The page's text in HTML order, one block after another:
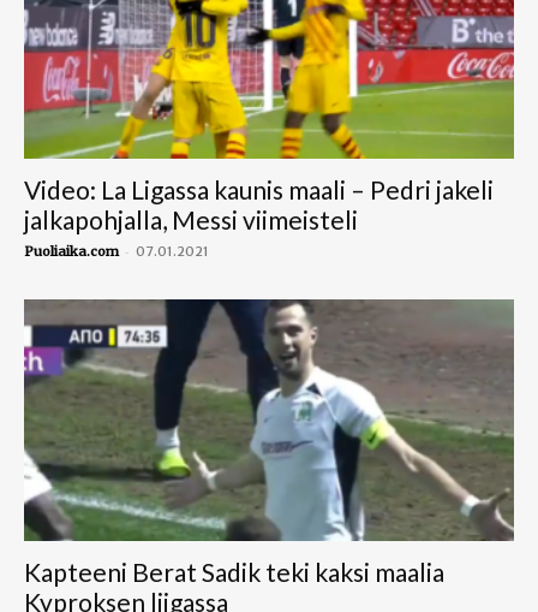
Video: La Ligassa kaunis maali – Pedri jakeli
jalkapohjalla, Messi viimeisteli
Puoliaika.com - 07.01.2021
Kapteeni Berat Sadik teki kaksi maalia
Kyproksen liigassa